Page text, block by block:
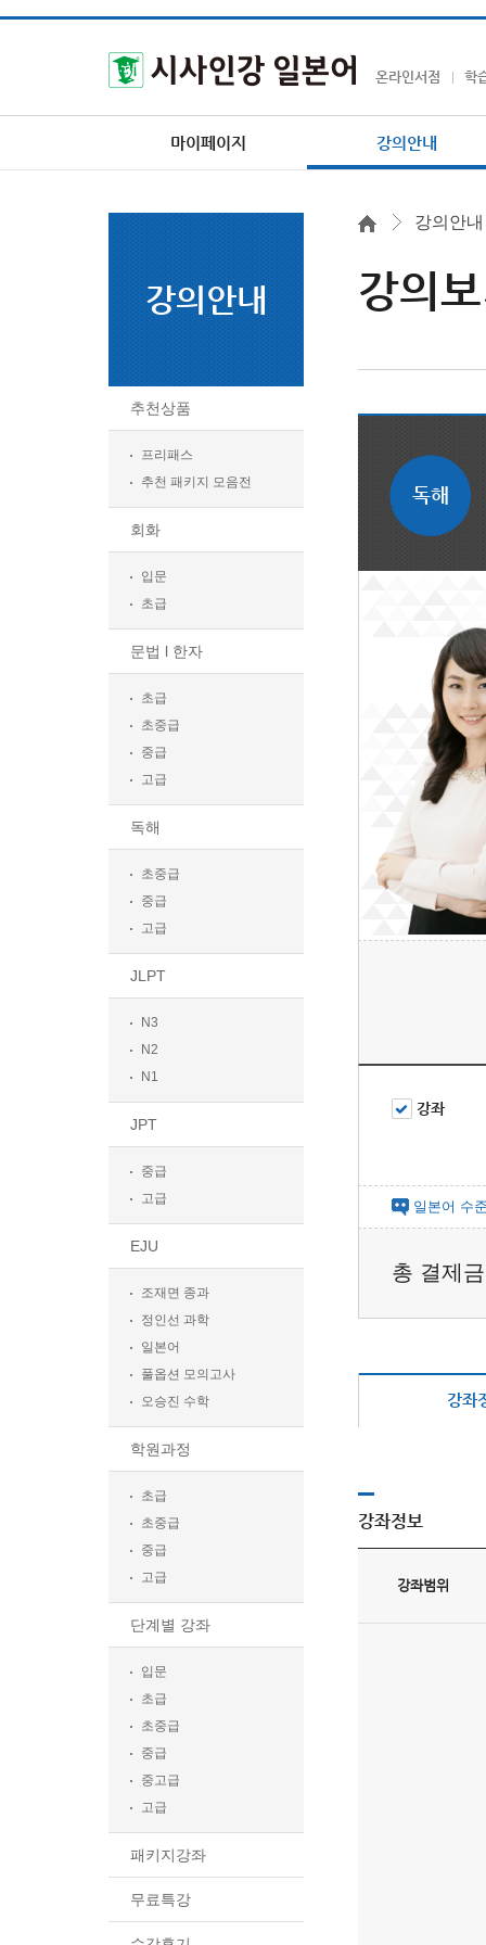
온라인서점 학
마이페이지 강의안내
강의안내
추천상품
프리패스
추천 패키지 모음전
회화
입문
초급
문법 l 한자
초급
초중급
중급
고급
독해
초중급
중급
고급
JLPT
N3
N2
N1
JPT
중급
고급
EJU
조재면 종과
정인선 과학
일본어
풀옵션 모의고사
오승진 수학
학원과정
초급
초중급
중급
고급
단계별 강좌
입문
초급
초중급
중급
중고급
고급
패키지강좌
무료특강
강의안내
강의
독해
강좌
일본어 수
총 결제
강좌
강좌정보
강좌범위